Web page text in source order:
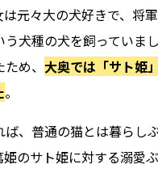
元々大の犬好きで、将
犬種の犬を飼っていま
め、 大奥では「サト姫
。
、普通の猫とは暮らし
のサト姫に対する溺愛